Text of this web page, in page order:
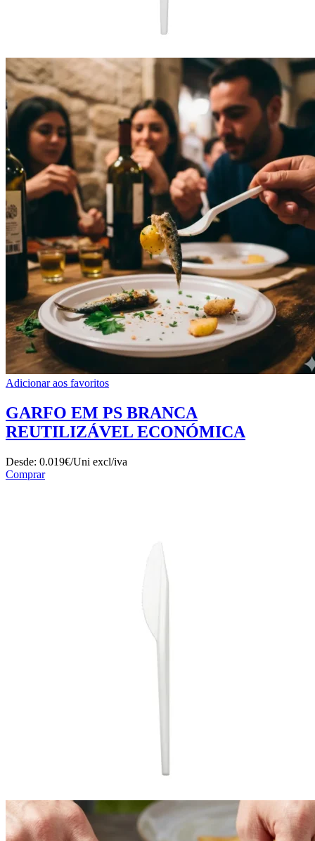
Adicionar aos favoritos
GARFO EM PS BRANCA
REUTILIZÁVEL ECONÓMICA
Desde: 0.019€/Uni excl/iva
Comprar